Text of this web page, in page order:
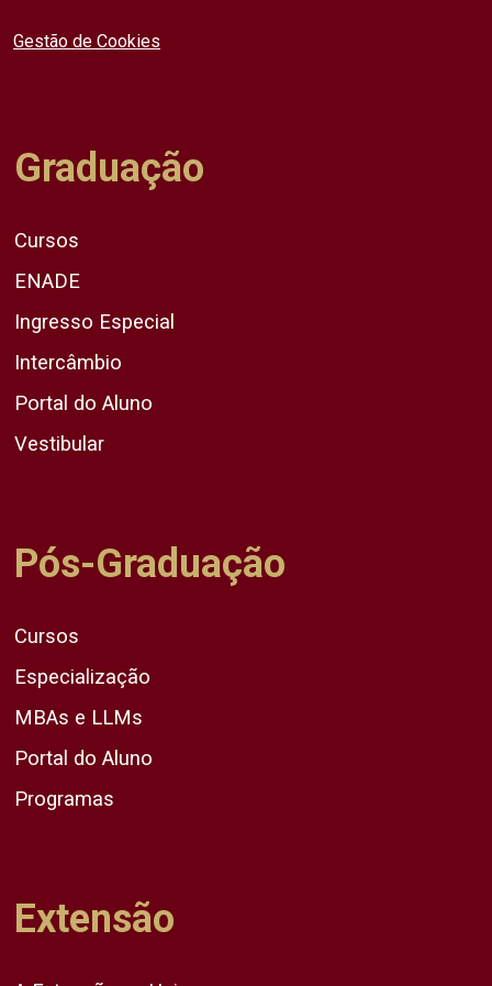
Gestão de Cookies
Graduação
Cursos
ENADE
Ingresso Especial
Intercâmbio
Portal do Aluno
Vestibular
Pós-Graduação
Cursos
Especialização
MBAs e LLMs
Portal do Aluno
Programas
Extensão